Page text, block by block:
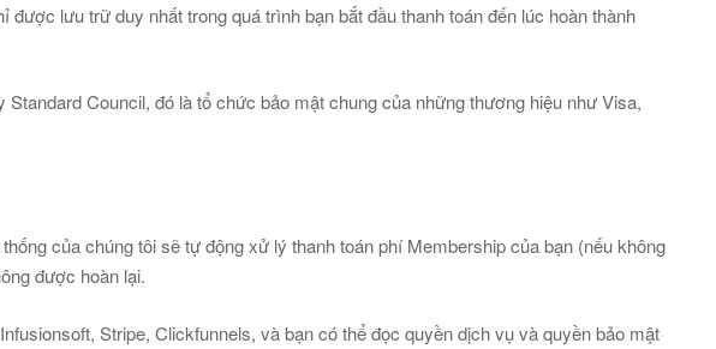
lưu trữ duy nhất trong quá trình bạn bắt đầu thanh toán đến lúc hoàn thành
Council, đó là tổ chức bảo mật chung của những thương hiệu như Visa,
của chúng tôi sẽ tự động xử lý thanh toán phí Membership của bạn (nếu không
được hoàn lại.
Stripe, Clickfunnels, và bạn có thể đọc quyền dịch vụ và quyền bảo mật